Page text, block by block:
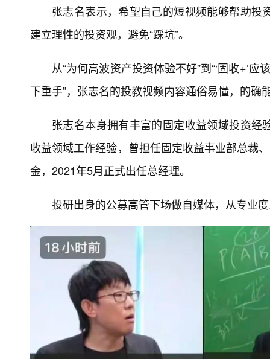
张志名表示，希望自己的短视频能够帮助
建立理性的投资观，避免“踩坑”。
从“为何高波资产投资体验不好”到“‘固收+’
下重手”，张志名的投教视频内容通俗易懂，的确
张志名本身拥有丰富的固定收益领域投资
收益领域工作经验，曾担任固定收益事业部总裁
金，2021年5月正式出任总经理。
投研出身的公募高管下场做自媒体，从专业